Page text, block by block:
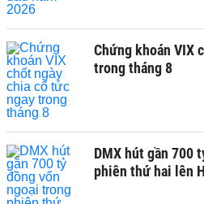
Chứng khoán VIX
trong tháng 8
DMX hút gần 700
phiên thứ hai lên